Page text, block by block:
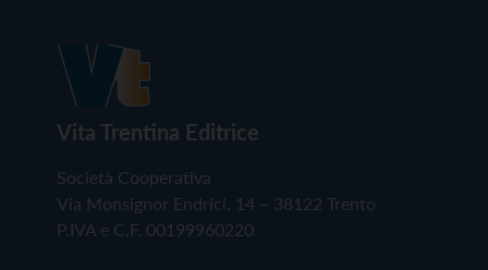
Vita Trentina Editrice
Società Cooperativa
Via Monsignor Endrici, 14 – 38122 Trento
P.IVA e C.F. 00199960220